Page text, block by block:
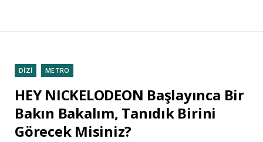
DİZİ METRO
HEY NICKELODEON Başlayınca Bir
Bakın Bakalım, Tanıdık Birini
Görecek Misiniz?